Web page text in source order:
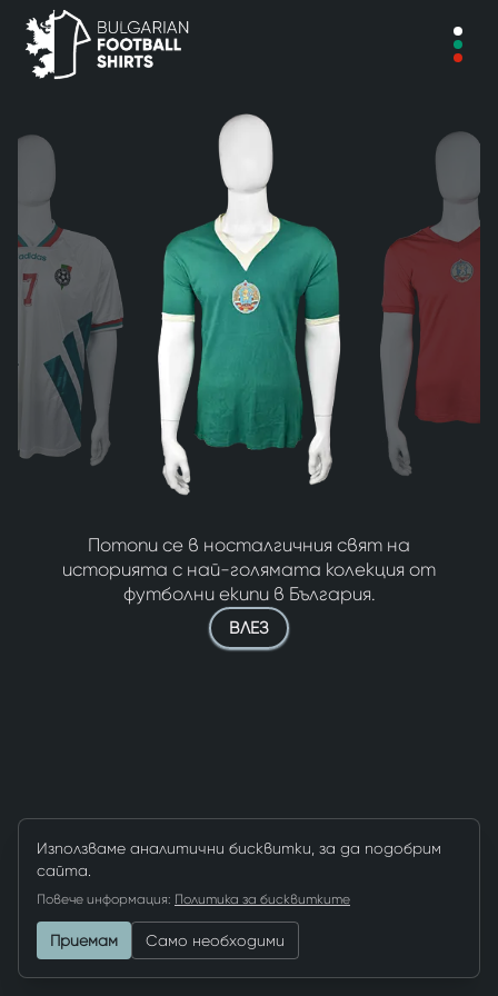
Потопи се в носталгичния свят на
историята с най-голямата колекция от
футболни екипи в България.
ВЛЕЗ
Използваме аналитични бисквитки, за да подобрим
сайта.
Повече информация: Политика за бисквитките
Приемам Само необходими